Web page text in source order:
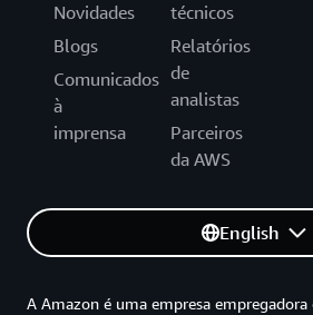
Novidades
Blogs
Comunicados
à
imprensa
técnicos
Relatórios
de
analistas
Parceiros
da AWS
English
A Amazon é uma empresa